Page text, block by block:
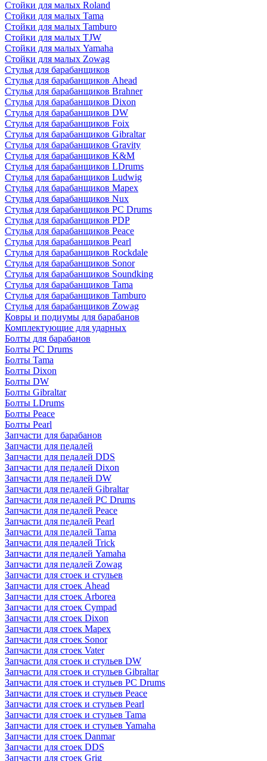
Стойки для малых Roland
Стойки для малых Tama
Стойки для малых Tamburo
Стойки для малых TJW
Стойки для малых Yamaha
Стойки для малых Zowag
Стулья для барабанщиков
Стулья для барабанщиков Ahead
Стулья для барабанщиков Brahner
Стулья для барабанщиков Dixon
Стулья для барабанщиков DW
Стулья для барабанщиков Foix
Стулья для барабанщиков Gibraltar
Стулья для барабанщиков Gravity
Стулья для барабанщиков K&M
Стулья для барабанщиков LDrums
Стулья для барабанщиков Ludwig
Стулья для барабанщиков Mapex
Стулья для барабанщиков Nux
Стулья для барабанщиков PC Drums
Стулья для барабанщиков PDP
Стулья для барабанщиков Peace
Стулья для барабанщиков Pearl
Стулья для барабанщиков Rockdale
Стулья для барабанщиков Sonor
Стулья для барабанщиков Soundking
Стулья для барабанщиков Tama
Стулья для барабанщиков Tamburo
Стулья для барабанщиков Zowag
Ковры и подиумы для барабанов
Комплектующие для ударных
Болты для барабанов
Болты PC Drums
Болты Tama
Болты Dixon
Болты DW
Болты Gibraltar
Болты LDrums
Болты Peace
Болты Pearl
Запчасти для барабанов
Запчасти для педалей
Запчасти для педалей DDS
Запчасти для педалей Dixon
Запчасти для педалей DW
Запчасти для педалей Gibraltar
Запчасти для педалей PC Drums
Запчасти для педалей Peace
Запчасти для педалей Pearl
Запчасти для педалей Tama
Запчасти для педалей Trick
Запчасти для педалей Yamaha
Запчасти для педалей Zowag
Запчасти для стоек и стульев
Запчасти для стоек Ahead
Запчасти для стоек Arborea
Запчасти для стоек Cympad
Запчасти для стоек Dixon
Запчасти для стоек Mapex
Запчасти для стоек Sonor
Запчасти для стоек Vater
Запчасти для стоек и стульев DW
Запчасти для стоек и стульев Gibraltar
Запчасти для стоек и стульев PC Drums
Запчасти для стоек и стульев Peace
Запчасти для стоек и стульев Pearl
Запчасти для стоек и стульев Tama
Запчасти для стоек и стульев Yamaha
Запчасти для стоек Danmar
Запчасти для стоек DDS
Запчасти для стоек Grig